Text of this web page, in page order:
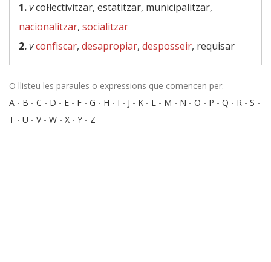
1.vcol·lectivitzar, estatitzar, municipalitzar,
nacionalitzar, socialitzar
2.vconfiscar, desapropiar, desposseir, requisar
O llisteu les paraules o expressions que comencen per:
A - B - C - D - E - F - G - H - I - J - K - L - M - N - O - P - Q - R - S -
T - U - V- W - X - Y - Z